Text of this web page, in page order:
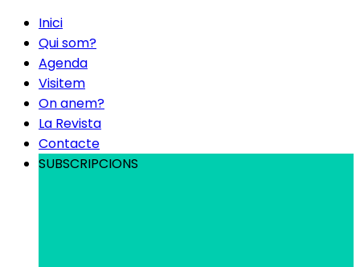
Inici
Qui som?
Agenda
Visitem
On anem?
La Revista
Contacte
SUBSCRIPCIONS